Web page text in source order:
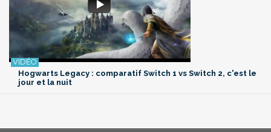
Hogwarts Legacy : comparatif Switch 1 vs Switch 2, c'est le
jour et la nuit